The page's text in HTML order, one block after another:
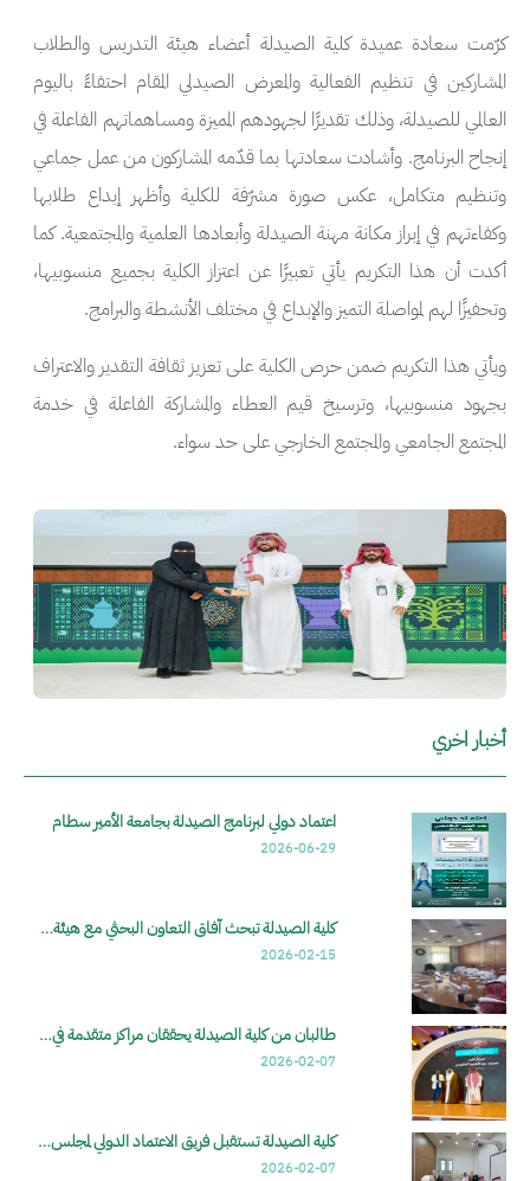
كرّمت سعادة عميدة كلية الصيدلة أعضاء هيئة التدريس والطلاب
المشاركين في تنظيم الفعالية والمعرض الصيدلي المقام احتفاءً باليوم
العالمي للصيدلة، وذلك تقديرًا لجهودهم المميزة ومساهماتهم الفاعلة في
إنجاح البرنامج. وأشادت سعادتها بما قدّمه المشاركون من عمل جماعي
وتنظيم متكامل، عكس صورة مشرّفة للكلية وأظهر إبداع طلابها
وكفاءتهم في إبراز مكانة مهنة الصيدلة وأبعادها العلمية والمجتمعية. كما
أكدت أن هذا التكريم يأتي تعبيرًا عن اعتزاز الكلية بجميع منسوبيها،
وتحفيزًا لهم لمواصلة التميز والإبداع في مختلف الأنشطة والبرامج.
ويأتي هذا التكريم ضمن حرص الكلية على تعزيز ثقافة التقدير والاعتراف
بجهود منسوبيها، وترسيخ قيم العطاء والمشاركة الفاعلة في خدمة
المجتمع الجامعي والمجتمع الخارجي على حد سواء.
الصورة
أخبار اخري
2026-06-29
كلية الصيدلة تبحث آفاق التعاون البحثي مع هيئة…
2026-02-15
طالبان من كلية الصيدلة يحققان مراكز متقدمة في…
2026-02-07
كلية الصيدلة تستقبل فريق الاعتماد الدولي لمجلس…
2026-02-07